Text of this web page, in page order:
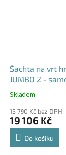
Šachta na vrt
JUMBO 2 -
Průměrné
produktu
je
5,0
Skladem
15 790 Kč bez DPH
19 106 Kč
Do košíku